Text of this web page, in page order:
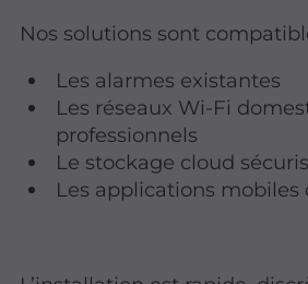
Nos solutions sont
Les alarmes existantes
Les réseaux Wi-Fi
professionnels
Le stockage cloud
Les applications mobiles